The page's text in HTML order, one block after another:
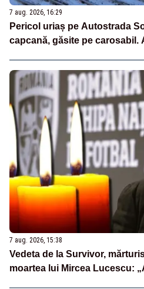
7 aug. 2026, 16:29
Pericol uriaș pe Autostrada
capcană, găsite pe carosabil.
7 aug. 2026, 15:38
Vedeta de la Survivor,
moartea lui Mircea Lucescu: